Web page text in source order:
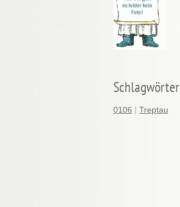
Schlagwörter
0106 | Treptau